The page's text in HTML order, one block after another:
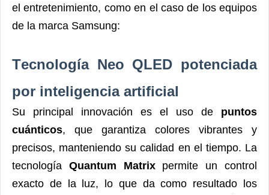
el entretenimiento, como en el caso de los equipos
de la marca Samsung:
Tecnología Neo QLED potenciada
por inteligencia artificial
Su principal innovación es el uso de puntos
cuánticos, que garantiza colores vibrantes y
precisos, manteniendo su calidad en el tiempo. La
tecnología Quantum Matrix permite un control
exacto de la luz, lo que da como resultado los